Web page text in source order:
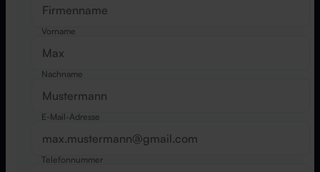
Vorname
Nachname
E-Mail-Adresse
Telefonnummer